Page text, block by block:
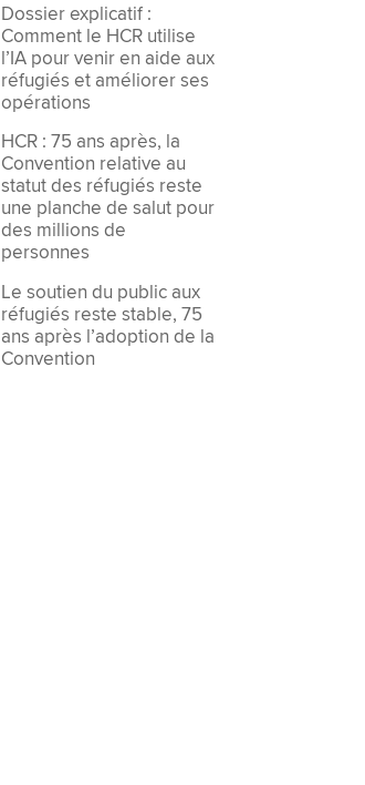
Dossier explicatif :
Comment le HCR utilise
l’IA pour venir en aide aux
réfugiés et améliorer ses
opérations
HCR : 75 ans après, la
Convention relative au
statut des réfugiés reste
une planche de salut pour
des millions de
personnes
Le soutien du public aux
réfugiés reste stable, 75
ans après l’adoption de la
Convention